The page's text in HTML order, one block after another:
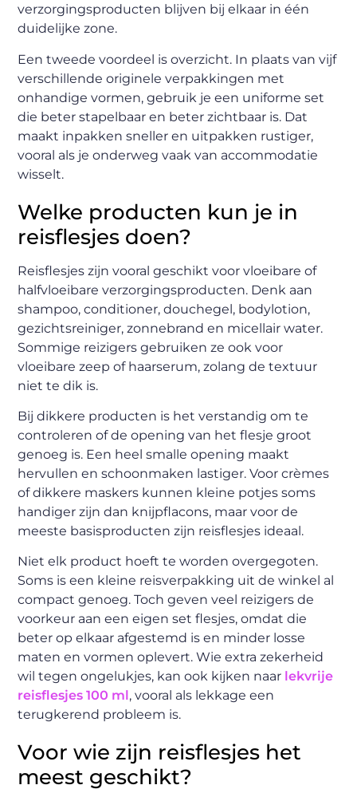
verzorgingsproducten blijven bij elkaar in één
duidelijke zone.
Een tweede voordeel is overzicht. In plaats van vijf
verschillende originele verpakkingen met
onhandige vormen, gebruik je een uniforme set
die beter stapelbaar en beter zichtbaar is. Dat
maakt inpakken sneller en uitpakken rustiger,
vooral als je onderweg vaak van accommodatie
wisselt.
Welke producten kun je in
reisflesjes doen?
Reisflesjes zijn vooral geschikt voor vloeibare of
halfvloeibare verzorgingsproducten. Denk aan
shampoo, conditioner, douchegel, bodylotion,
gezichtsreiniger, zonnebrand en micellair water.
Sommige reizigers gebruiken ze ook voor
vloeibare zeep of haarserum, zolang de textuur
niet te dik is.
Bij dikkere producten is het verstandig om te
controleren of de opening van het flesje groot
genoeg is. Een heel smalle opening maakt
hervullen en schoonmaken lastiger. Voor crèmes
of dikkere maskers kunnen kleine potjes soms
handiger zijn dan knijpflacons, maar voor de
meeste basisproducten zijn reisflesjes ideaal.
Niet elk product hoeft te worden overgegoten.
Soms is een kleine reisverpakking uit de winkel al
compact genoeg. Toch geven veel reizigers de
voorkeur aan een eigen set flesjes, omdat die
beter op elkaar afgestemd is en minder losse
maten en vormen oplevert. Wie extra zekerheid
wil tegen ongelukjes, kan ook kijken naar lekvrije
reisflesjes 100 ml , vooral als lekkage een
terugkerend probleem is.
Voor wie zijn reisflesjes het
meest geschikt?